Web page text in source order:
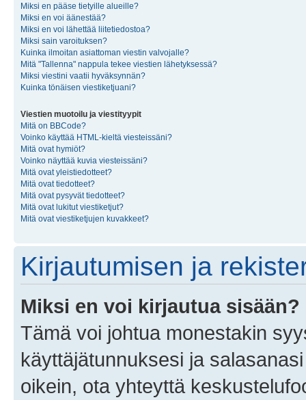
Miksi en pääse tietyille alueille?
Miksi en voi äänestää?
Miksi en voi lähettää liitetiedostoa?
Miksi sain varoituksen?
Kuinka ilmoitan asiattoman viestin valvojalle?
Mitä "Tallenna" nappula tekee viestien lähetyksessä?
Miksi viestini vaatii hyväksynnän?
Kuinka tönäisen viestiketjuani?
Viestien muotoilu ja viestityypit
Mitä on BBCode?
Voinko käyttää HTML-kieltä viesteissäni?
Mitä ovat hymiöt?
Voinko näyttää kuvia viesteissäni?
Mitä ovat yleistiedotteet?
Mitä ovat tiedotteet?
Mitä ovat pysyvät tiedotteet?
Mitä ovat lukitut viestiketjut?
Mitä ovat viestiketjujen kuvakkeet?
Kirjautumisen ja
Miksi en voi kirjautua sisään?
Tämä voi johtua monestakin
käyttäjätunnuksesi ja
oikein, ota yhteyttä